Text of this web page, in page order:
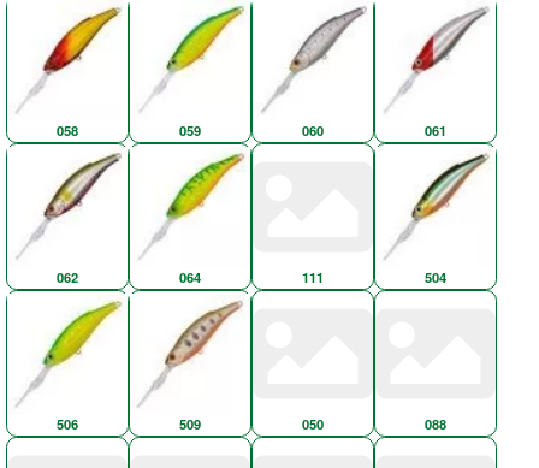
058 059 060 061
062 064 111 504
506 509 050 088